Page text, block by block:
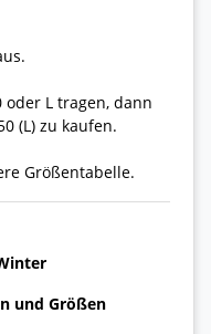
und Größen
oder L tragen, dann
(L) zu kaufen.
Größentabelle.